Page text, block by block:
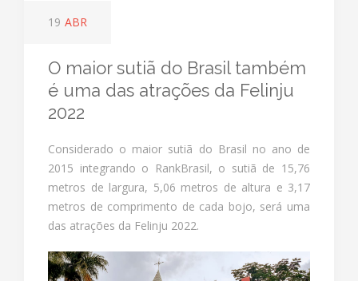
19 ABR
O maior sutiã do Brasil também
é uma das atrações da Felinju
2022
Considerado o maior sutiã do Brasil no ano de
2015 integrando o RankBrasil, o sutiã de 15,76
metros de largura, 5,06 metros de altura e 3,17
metros de comprimento de cada bojo, será uma
das atrações da Felinju 2022.